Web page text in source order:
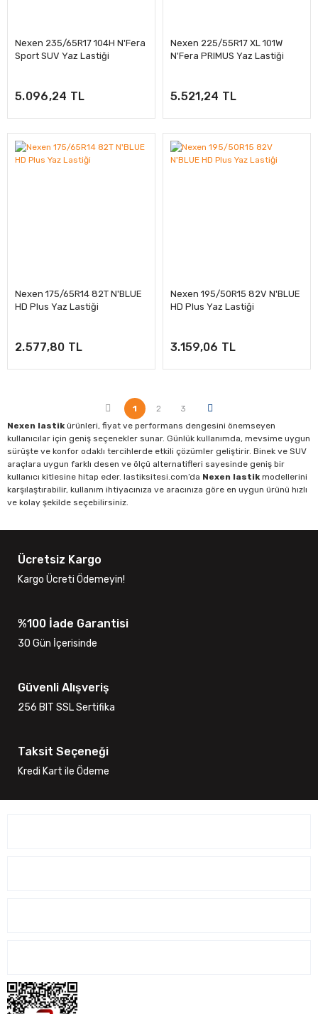
Nexen 235/65R17 104H N'Fera
Sport SUV Yaz Lastiği
5.096,24 TL
Nexen 225/55R17 XL 101W
N'Fera PRIMUS Yaz Lastiği
5.521,24 TL
Nexen 175/65R14 82T N'BLUE
HD Plus Yaz Lastiği
2.577,80 TL
Nexen 195/50R15 82V N'BLUE
HD Plus Yaz Lastiği
3.159,06 TL
1 2
3
Nexen lastikürünleri, fiyat ve performans dengesini önemseyen
kullanıcılar için geniş seçenekler sunar. Günlük kullanımda, mevsime uygun
sürüşte ve konfor odaklı tercihlerde etkili çözümler geliştirir. Binek ve SUV
araçlara uygun farklı desen ve ölçü alternatifleri sayesinde geniş bir
kullanıcı kitlesine hitap eder. lastiksitesi.com’da Nexen lastikmodellerini
karşılaştırabilir, kullanım ihtiyacınıza ve aracınıza göre en uygun ürünü hızlı
ve kolay şekilde seçebilirsiniz.
Ücretsiz Kargo
Kargo Ücreti Ödemeyin!
%100 İade Garantisi
30 Gün İçerisinde
Güvenli Alışveriş
256 BIT SSL Sertifika
Taksit Seçeneği
Kredi Kart ile Ödeme